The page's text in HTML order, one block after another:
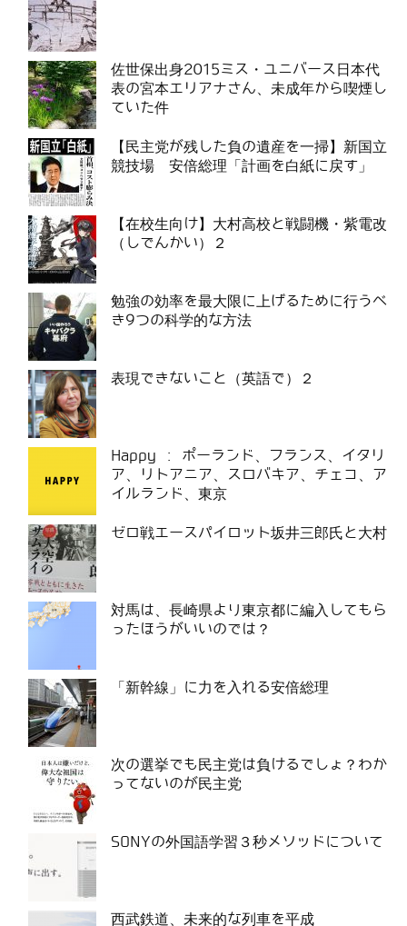
佐世保出身2015ミス・ユニバース日本代
表の宮本エリアナさん、未成年から喫煙し
ていた件
【民主党が残した負の遺産を一掃】新国立
競技場 安倍総理「計画を白紙に戻す」
【在校生向け】大村高校と戦闘機・紫電改
（しでんかい）２
勉強の効率を最大限に上げるために行うべ
き9つの科学的な方法
表現できないこと（英語で）２
Happy : ポーランド、フランス、イタリ
ア、リトアニア、スロバキア、チェコ、ア
イルランド、東京
ゼロ戦エースパイロット坂井三郎氏と大村
対馬は、長崎県より東京都に編入してもら
ったほうがいいのでは？
「新幹線」に力を入れる安倍総理
次の選挙でも民主党は負けるでしょ？わか
ってないのが民主党
SONYの外国語学習３秒メソッドについて
西武鉄道、未来的な列車を平成